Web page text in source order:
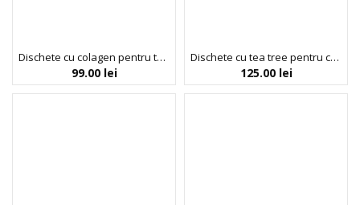
Dischete cu colagen pentru ten Collagen VC Tangle Pads, I.st, 70 bucati, 130 ml
99.00 lei
Dischete cu tea tree pentru calmarea tenului sensibil si indepartarea impuritatilor, TEA TREE Calming Pad, Nightingale, 165 ml / 60 dischete
125.00 lei